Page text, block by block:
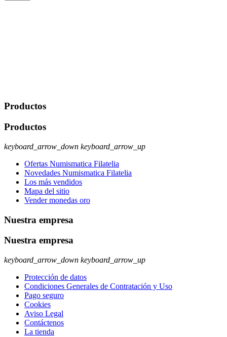
Productos
Productos
keyboard_arrow_down keyboard_arrow_up
Ofertas Numismatica Filatelia
Novedades Numismatica Filatelia
Los más vendidos
Mapa del sitio
Vender monedas oro
Nuestra empresa
Nuestra empresa
keyboard_arrow_down keyboard_arrow_up
Protección de datos
Condiciones Generales de Contratación y Uso
Pago seguro
Cookies
Aviso Legal
Contáctenos
La tienda